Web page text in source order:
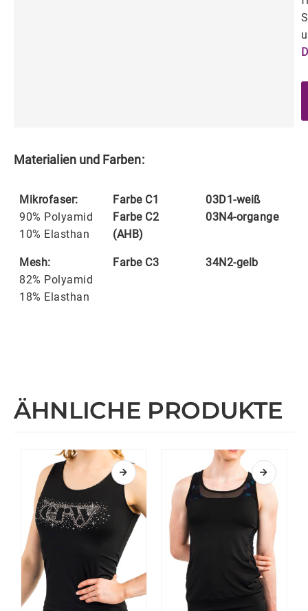
Materialien und Farben:
Mikrofaser:
90% Polyamid
10% Elasthan
Farbe C1
Farbe C2
(AHB)
03D1-weiß
03N4-organge
Mesh:
82% Polyamid
18% Elasthan
Farbe C3 34N2-gelb
ÄHNLICHE PRODUKTE